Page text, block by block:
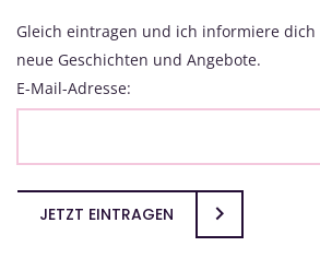
Gleich eintragen und ich informiere
neue Geschichten und Angebote.
E-Mail-Adresse:
JETZT EINTRAGEN